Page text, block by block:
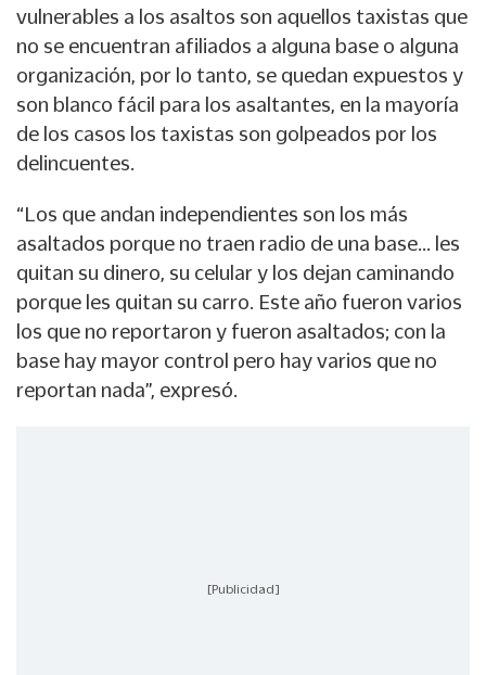
vulnerables a los asaltos son aquellos taxistas que
no se encuentran afiliados a alguna base o alguna
organización, por lo tanto, se quedan expuestos y
son blanco fácil para los asaltantes, en la mayoría
de los casos los taxistas son golpeados por los
delincuentes.
“Los que andan independientes son los más
asaltados porque no traen radio de una base... les
quitan su dinero, su celular y los dejan caminando
porque les quitan su carro. Este año fueron varios
los que no reportaron y fueron asaltados; con la
base hay mayor control pero hay varios que no
reportan nada”, expresó.
[Publicidad]